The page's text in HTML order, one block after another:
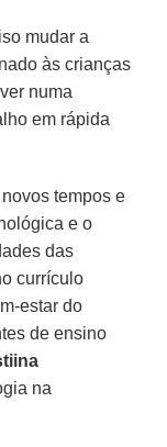
mudar a
às crianças
numa
em rápida
tempos e
e o
das
currículo
estar do
de ensino
na